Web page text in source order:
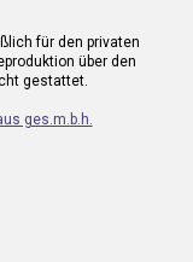
für den privaten
über den
gestattet.
ges.m.b.h.